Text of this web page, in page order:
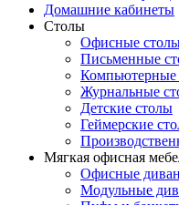
Домашние кабинеты
Столы
Офисные
Письменные
Компьютерные
Журнальные
Детские столы
Геймерские
Мягкая офисная
Офисные
Модульные